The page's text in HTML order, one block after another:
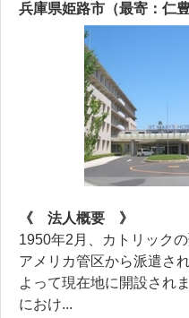
兵庫県姫路市（最寄：仁
《 法人概要 》
1950年2月、カトリック
アメリカ管区から派遣さ
よって現在地に開設され
におけ...